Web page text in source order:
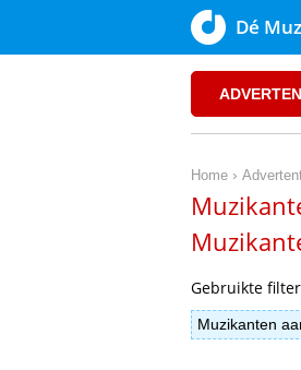
Dé
Home ›
Gebruikte
Muzikanten